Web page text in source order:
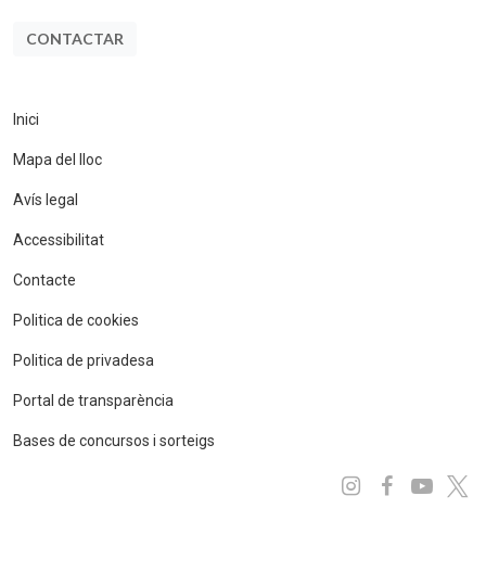
CONTACTAR
Inici
Mapa del lloc
Avís legal
Accessibilitat
Contacte
Politica de cookies
Politica de privadesa
Portal de transparència
Bases de concursos i sorteigs
Instagram